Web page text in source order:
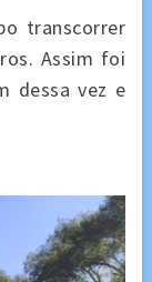
transcorrer
Assim foi
dessa vez e